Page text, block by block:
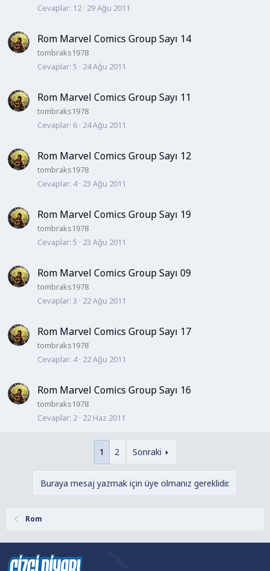
Cevaplar 12 29 Ağu 2011
Rom Marvel Comics Group Sayı 14
tombraks1978
Cevaplar 5 24 Ağu 2011
Rom Marvel Comics Group Sayı 11
tombraks1978
Cevaplar 6 24 Ağu 2011
Rom Marvel Comics Group Sayı 12
tombraks1978
Cevaplar 4 23 Ağu 2011
Rom Marvel Comics Group Sayı 19
tombraks1978
Cevaplar 5 23 Ağu 2011
Rom Marvel Comics Group Sayı 09
tombraks1978
Cevaplar 3 22 Ağu 2011
Rom Marvel Comics Group Sayı 17
tombraks1978
Cevaplar 4 22 Ağu 2011
Rom Marvel Comics Group Sayı 16
tombraks1978
Cevaplar 2 22 Haz 2011
1 2 Sonraki
Buraya mesaj yazmak için üye olmanız gereklidir.
Rom